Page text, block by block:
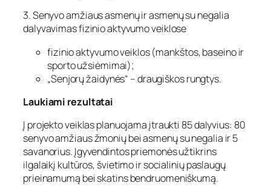
3. Senyvo amžiaus asmenų ir asmenų su negalia
dalyvavimas fizinio aktyvumo veiklose
fizinio aktyvumo veiklos (mankštos, baseino ir
sporto užsiėmimai);
„Senjorų žaidynės“ – draugiškos rungtys.
Laukiami rezultatai
Į projekto veiklas planuojama įtraukti 85 dalyvius: 80
senyvo amžiaus žmonių bei asmenų su negalia ir 5
savanorius. Įgyvendintos priemonės užtikrins
ilgalaikį kultūros, švietimo ir socialinių paslaugų
prieinamumą bei skatins bendruomeniškumą.